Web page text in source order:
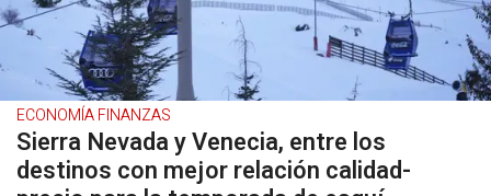
ECONOMÍA FINANZAS
Sierra Nevada y Venecia, entre los
destinos con mejor relación calidad-